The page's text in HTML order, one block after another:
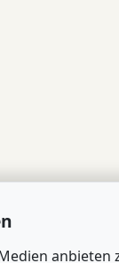
anbieten